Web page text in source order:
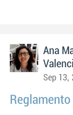
Ana
Sep 13,